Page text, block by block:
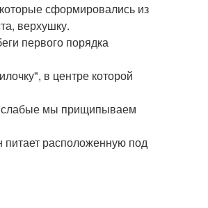
сформировались из
верхушку.
первого порядка
в центре которой
слабые мы прищипываем
питает расположенную под